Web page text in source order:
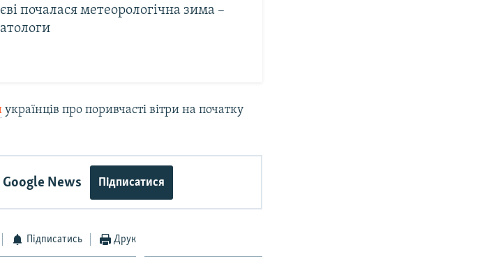
почалася метеорологічна зима –
українців про поривчасті вітри на початку
Google News Підписатися
Підписатись Друк